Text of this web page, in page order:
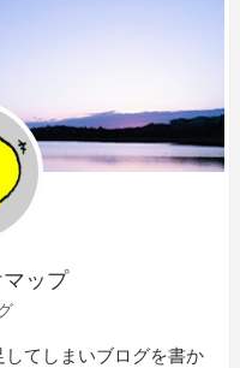
ップ
てしまいブログを書か